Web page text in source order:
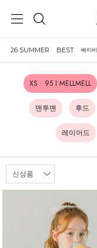
26 SUMMER BEST 베이비
XS · 95 I MELLMELL
맨투맨 후드
레이어드